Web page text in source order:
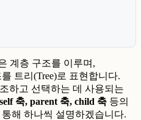
계층 구조를 이루며,
트리(Tree)로 표현합니다.
하고 선택하는 데 사용되는
self 축, parent 축, child 축 등의
해 하나씩 설명하겠습니다.